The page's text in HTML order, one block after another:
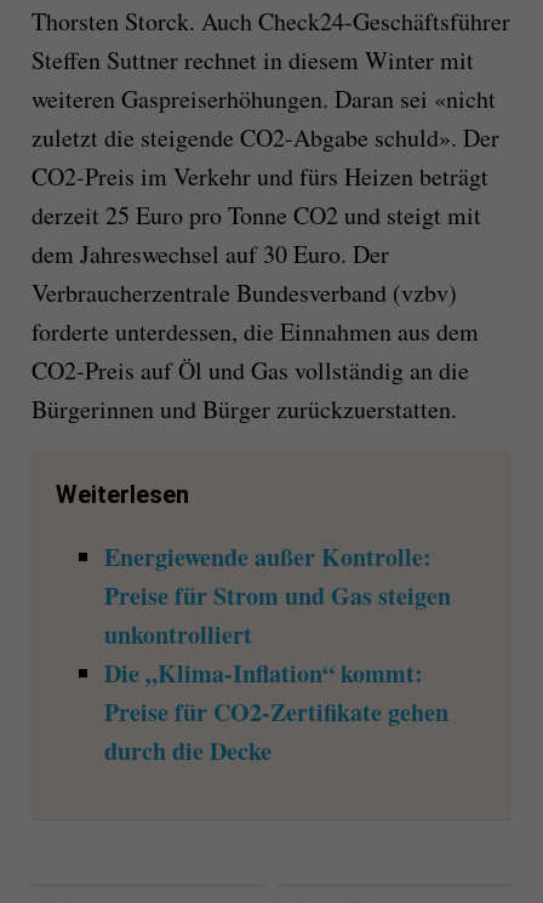
Thorsten Storck. Auch Check24-Geschäftsführer
Steffen Suttner rechnet in diesem Winter mit
weiteren Gaspreiserhöhungen. Daran sei «nicht
zuletzt die steigende CO2-Abgabe schuld». Der
CO2-Preis im Verkehr und fürs Heizen beträgt
derzeit 25 Euro pro Tonne CO2 und steigt mit
dem Jahreswechsel auf 30 Euro. Der
Verbraucherzentrale Bundesverband (vzbv)
forderte unterdessen, die Einnahmen aus dem
CO2-Preis auf Öl und Gas vollständig an die
Bürgerinnen und Bürger zurückzuerstatten.
Weiterlesen
Energiewende außer Kontrolle:
Preise für Strom und Gas steigen
unkontrolliert
Die „Klima-Inflation“ kommt:
Preise für CO2-Zertifikate gehen
durch die Decke